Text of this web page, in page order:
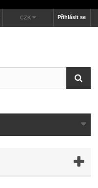
Přihlásit se
CZK